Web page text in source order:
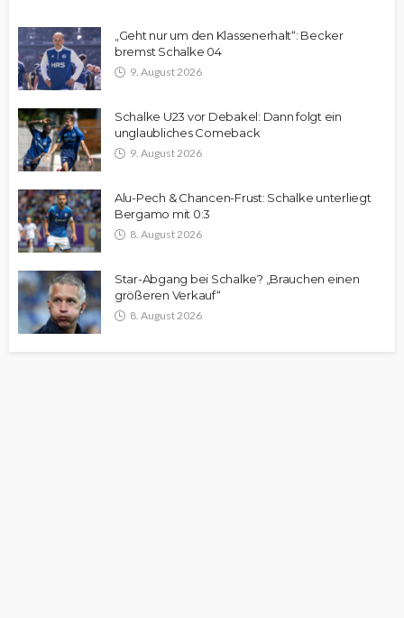
„Geht nur um den Klassenerhalt“: Becker
bremst Schalke 04
9. August 2026
Schalke U23 vor Debakel: Dann folgt ein
unglaubliches Comeback
9. August 2026
Alu-Pech & Chancen-Frust: Schalke unterliegt
Bergamo mit 0:3
8. August 2026
Star-Abgang bei Schalke? „Brauchen einen
größeren Verkauf“
8. August 2026